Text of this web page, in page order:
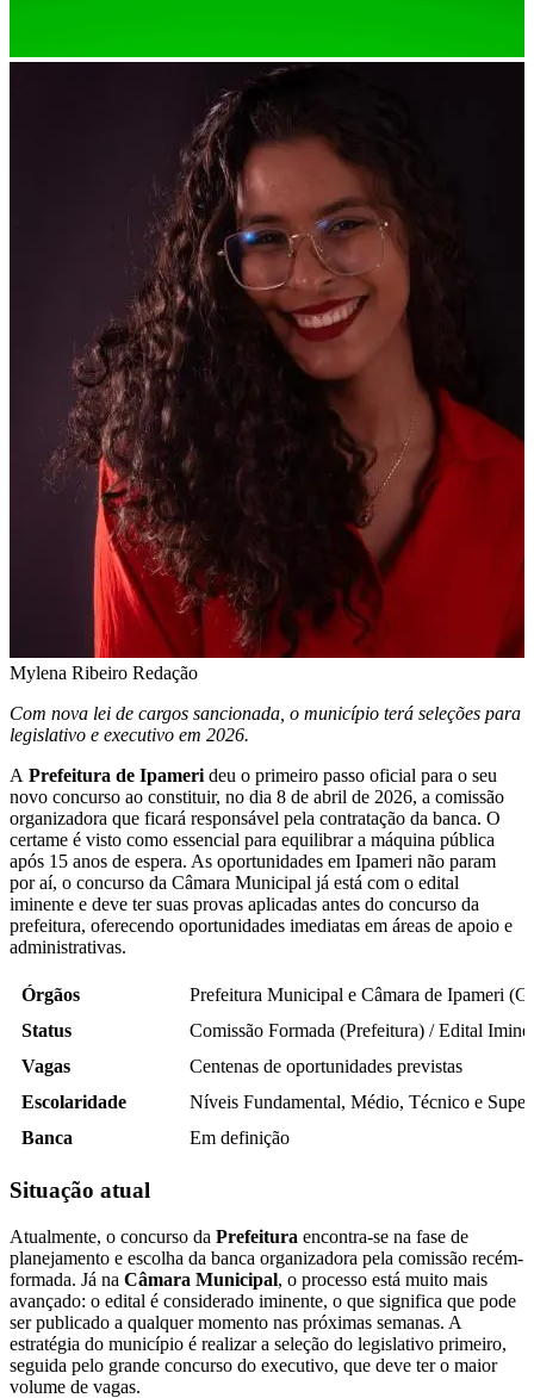
Mylena Ribeiro Redação
Com nova lei de cargos sancionada, o município terá seleções para
legislativo e executivo em 2026.
A Prefeitura de Ipameri deu o primeiro passo oficial para o seu
novo concurso ao constituir, no dia 8 de abril de 2026, a comissão
organizadora que ficará responsável pela contratação da banca. O
certame é visto como essencial para equilibrar a máquina pública
após 15 anos de espera. As oportunidades em Ipameri não param
por aí, o concurso da Câmara Municipal já está com o edital
iminente e deve ter suas provas aplicadas antes do concurso da
prefeitura, oferecendo oportunidades imediatas em áreas de apoio e
administrativas.
Órgãos
Prefeitura Municipal e Câmara de Ipameri
Status
Comissão Formada (Prefeitura) / Edital
Vagas
Centenas de oportunidades previstas
Escolaridade
Níveis Fundamental, Médio, Técnico e
Banca
Em definição
Situação atual
Atualmente, o concurso da Prefeitura encontra-se na fase de
planejamento e escolha da banca organizadora pela comissão recém-
formada. Já na Câmara Municipal, o processo está muito mais
avançado: o edital é considerado iminente, o que significa que pode
ser publicado a qualquer momento nas próximas semanas. A
estratégia do município é realizar a seleção do legislativo primeiro,
seguida pelo grande concurso do executivo, que deve ter o maior
volume de vagas.